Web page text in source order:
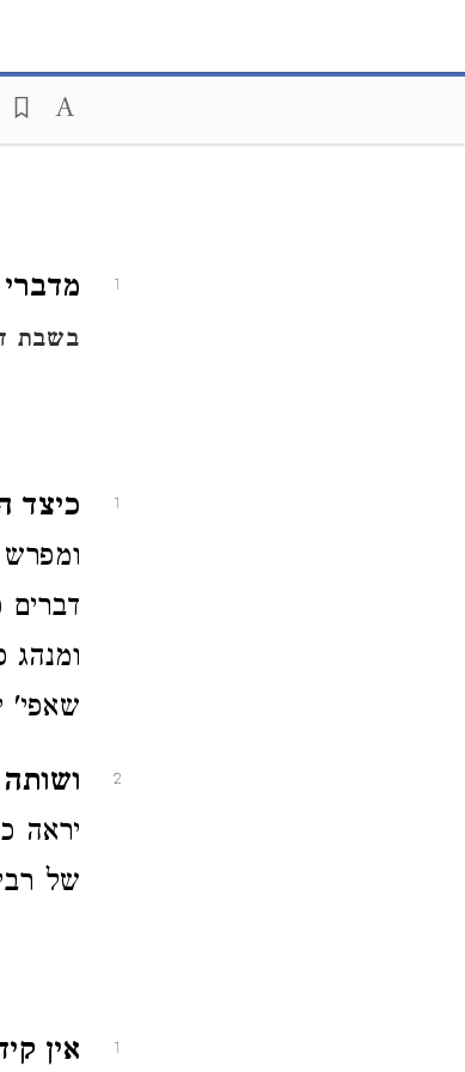
1 מדברי
בשבת
1 כיצד
ומפרש
שאפי'
2
יראה
של
1 אין